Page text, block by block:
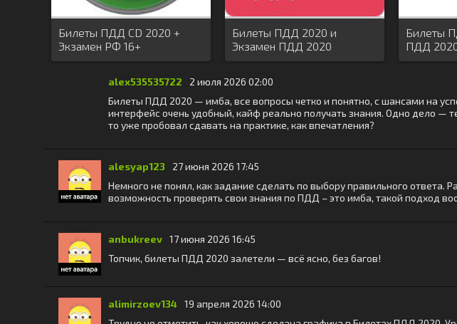
Билеты ПДД CD 2020 +
Экзамен РФ 16+
Билеты ПДД 2020 и
Экзамен ПДД 2020
Билеты
ПДД
alex535535722
2 июля 2026 02:00
Билеты ПДД 2020 — имба, все вопросы четко и понятно, с шансами на
интерфейс очень удобный, кайф реально получать знания. Одно дело —
то уже пробовал сдавать на практике, как впечатления?
alesyap123
27 июня 2026 17:45
Немного не понял, как задание сделать по выбору правильного ответа.
возможность проверять свои знания по ПДД – это имба, такой подход
anbukreev 17 июня 2026 16:45
Топчик, билеты ПДД 2020 залетели — всё ясно, без багов!
alimirzoev134 19 апреля 2026 14:00